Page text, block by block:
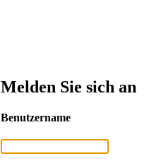
Melden Sie sich an
Benutzername